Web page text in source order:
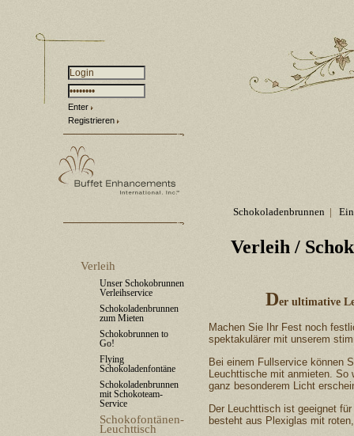
Enter
Registrieren
Verleih
Unser Schokobrunnen
Verleihservice
Schokoladenbrunnen
zum Mieten
Schokobrunnen to
Go!
Flying
Schokoladenfontäne
Schokoladenbrunnen
mit Schokoteam-
Service
Schokofontänen-
Leuchttisch
Schokoladenbrunnen |
Verleih /
Der ultimative
Machen Sie Ihr Fest noch
spektakulärer mit unserem
Bei einem Fullservice können
Leuchttische mit anmieten. So
ganz besonderem Licht
Der Leuchttisch ist geeignet
besteht aus Plexiglas mit